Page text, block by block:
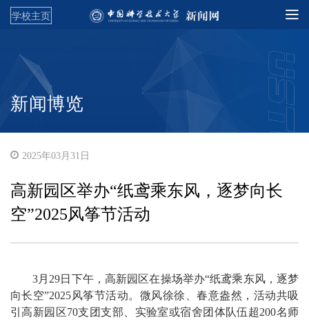
学校主页
新闻博览
2025年03月31日
高新园区举办“纸鸢乘东风，逐梦向长
空”2025风筝节活动
3月29日下午，高新园区在操场举办“纸鸢乘东风，逐梦
向长空”2025风筝节活动。微风徐徐、春意盎然，活动共吸
引高新园区70支团支部、实验室或宿舍团体队伍超200名师